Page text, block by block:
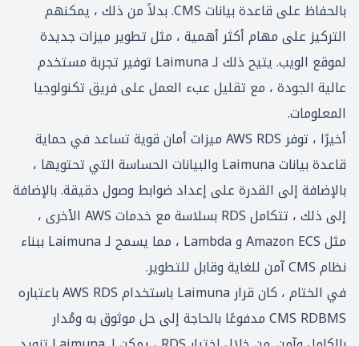
بالحفاظ على قاعدة بيانات CMS. بدلاً من ذلك ، يمكنهم
التركيز على مهام أكثر أهمية ، مثل تطوير ميزات جديدة
لموقع الويب. يتيح ذلك لـ Laimuna توفير تجربة مستخدم
عالية الجودة ، مع تقليل عبء العمل على فريق تكنولوجيا
المعلومات.
أخيرًا ، توفر AWS RDS ميزات أمان قوية تساعد في حماية
قاعدة بيانات Laimuna والبيانات الحساسة التي تحتويها ،
بالإضافة إلى القدرة على إعداد ضوابط وصول دقيقة. بالإضافة
إلى ذلك ، تتكامل RDS بسلاسة مع خدمات AWS الأخرى ،
مثل Amazon ECS و Lambda ، مما يسمح لـ Laimuna ببناء
نظام CMS آمن للغاية وقابل للتطوير.
في الختام ، كان قرار Laimuna باستخدام AWS RDS باعتباره
CMS RDBMS مدفوعًا بالحاجة إلى حل موثوق به ومُدار